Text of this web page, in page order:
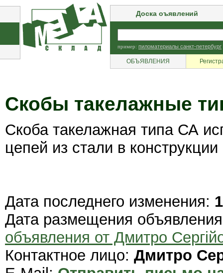
Доска оъявлений
пример: пиломатериалы санкт-петербург
ОБЪЯВЛЕНИЯ
Скобы такелажные
Скоба такелажная типа СА
цепей из стали в
Дата последнего изменения:
Дата размещения
объявления от Дмитро
Контактное лицо: Дмитро